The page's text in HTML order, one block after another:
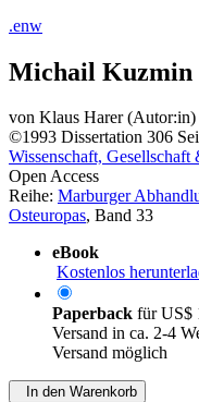
.enw
Michail Kuzmin
von Klaus Harer (Autor:in)
©1993 Dissertation 306
Wissenschaft,
Open Access
Reihe: Marburger
Osteuropas, Band 33
eBook
Kostenlos
Paperback fürUS$
Versand in ca. 2-4
Versand möglich
In den Warenkorb